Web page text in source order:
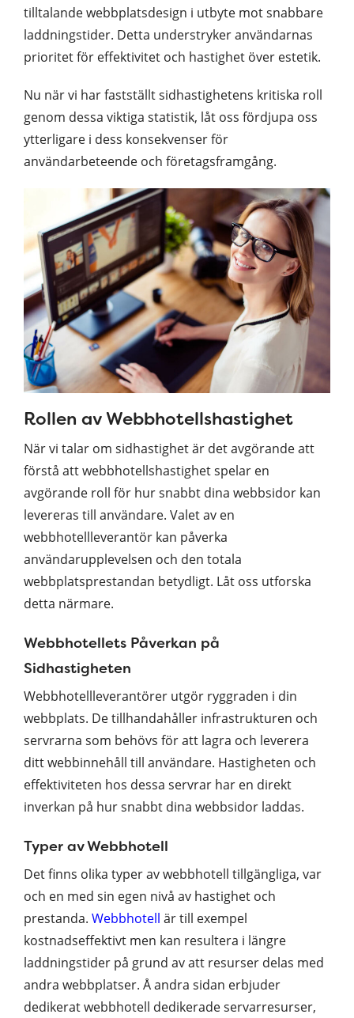
tilltalande webbplatsdesign i utbyte mot snabbare
laddningstider. Detta understryker användarnas
prioritet för effektivitet och hastighet över estetik.
Nu när vi har fastställt sidhastighetens kritiska roll
genom dessa viktiga statistik, låt oss fördjupa oss
ytterligare i dess konsekvenser för
användarbeteende och företagsframgång.
Rollen av Webbhotellshastighet
När vi talar om sidhastighet är det avgörande att
förstå att webbhotellshastighet spelar en
avgörande roll för hur snabbt dina webbsidor kan
levereras till användare. Valet av en
webbhotellleverantör kan påverka
användarupplevelsen och den totala
webbplatsprestandan betydligt. Låt oss utforska
detta närmare.
Webbhotellets Påverkan på
Sidhastigheten
Webbhotellleverantörer utgör ryggraden i din
webbplats. De tillhandahåller infrastrukturen och
servrarna som behövs för att lagra och leverera
ditt webbinnehåll till användare. Hastigheten och
effektiviteten hos dessa servrar har en direkt
inverkan på hur snabbt dina webbsidor laddas.
Typer av Webbhotell
Det finns olika typer av webbhotell tillgängliga, var
och en med sin egen nivå av hastighet och
prestanda. Webbhotell är till exempel
kostnadseffektivt men kan resultera i längre
laddningstider på grund av att resurser delas med
andra webbplatser. Å andra sidan erbjuder
dedikerat webbhotell dedikerade servarresurser,